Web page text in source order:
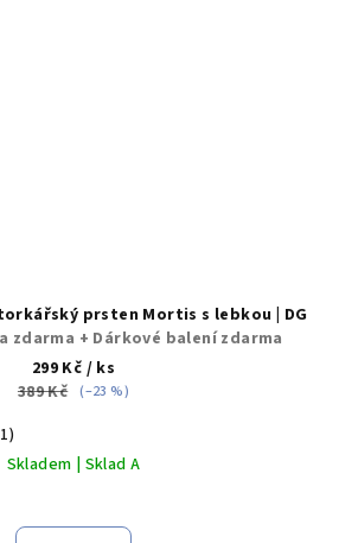
prsten Mortis s lebkou | DG
zdarma + Dárkové balení zdarma
299 Kč / ks
389 Kč (–23 %)
Skladem | Sklad A